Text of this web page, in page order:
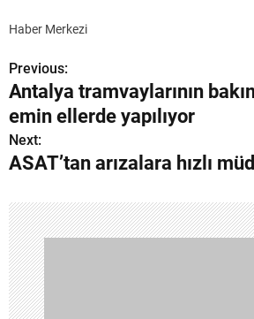
Haber Merkezi
Y
a
z
ı
g
e
z
i
Previous:
Antalya tramvaylarının
emin ellerde yapılıyor
Next:
ASAT’tan arızalara hızlı